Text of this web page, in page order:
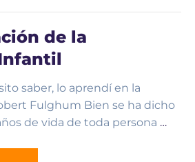
de la
saber, lo aprendí en la
Fulghum Bien se ha dicho
de vida de toda persona …